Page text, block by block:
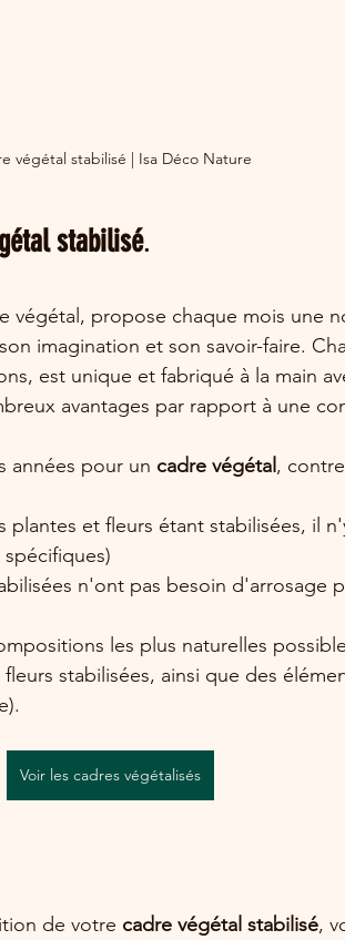
végétal stabilisé | Isa Déco Nature
stabilisé.
végétal, propose chaque mois une
imagination et son savoir-faire.
est unique et fabriqué à la main
avantages par rapport à une
années pour un cadre végétal,
plantes et fleurs étant stabilisées, il
n'ont pas besoin d'arrosage
les plus naturelles
stabilisées, ainsi que des
Voir les cadres végétalisés
de votre cadre végétal stabilisé,